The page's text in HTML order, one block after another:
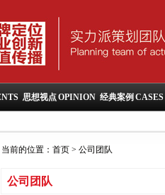
思想视点OPINION 经典案例 CASES
当前的位置： 首页 > 公司团队
公司团队